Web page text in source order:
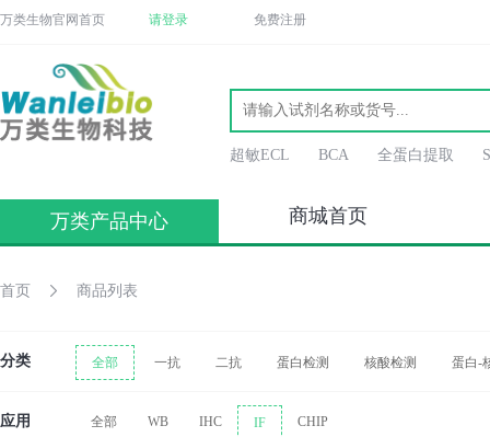
万类生物官网首页 请登录 免费注册
超敏ECL BCA 全蛋白提取
万类产品中心 商城首页
首页 商品列表
分类 全部 一抗 二抗 蛋白检测 核酸检测 蛋白-
应用 全部 WB IHC IF CHIP